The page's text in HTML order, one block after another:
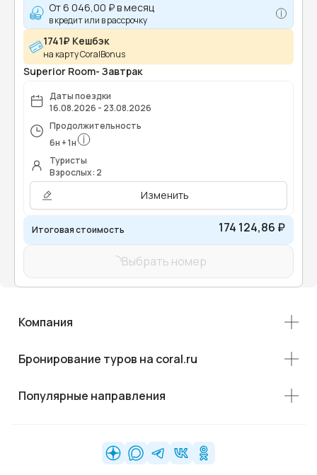
От6 046,00 ₽в месяц
в кредит или в рассрочку
1741₽ Кешбэк
на карту CoralBonus
Superior Room- Завтрак
Даты поездки
16.08.2026 - 23.08.2026
Продолжительность
6н +1н
Туристы
Взрослых: 2
Изменить
Итоговая стоимость 174 124,86 ₽
Выбрать номер
Компания
Бронирование туров на coral.ru
Популярные направления